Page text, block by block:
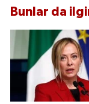
Bunlar da